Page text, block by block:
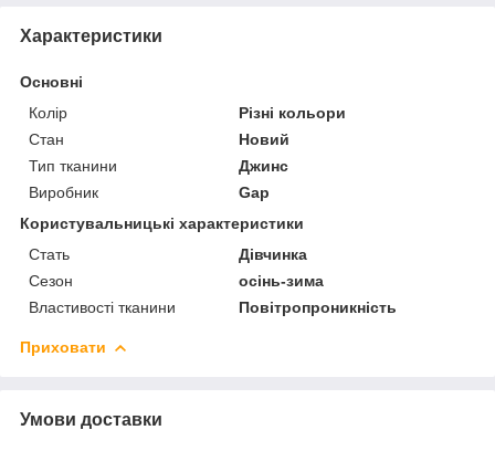
Характеристики
Основні
Колір
Різні кольори
Стан
Новий
Тип тканини
Джинс
Виробник
Gap
Користувальницькі характеристики
Стать
Дівчинка
Сезон
осінь-зима
Властивості тканини
Повітропроникність
Приховати
Умови доставки